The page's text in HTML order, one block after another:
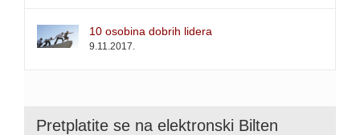
10 osobina dobrih lidera
9.11.2017.
Pretplatite se na elektronski Bilten